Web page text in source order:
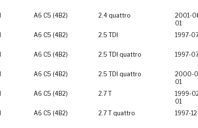
A6 C5 (4B2) 2.4 quattro
2001-
01
A6 C5 (4B2) 2.5 TDI 1997-
A6 C5 (4B2) 2.5 TDI quattro 1997-
A6 C5 (4B2) 2.5 TDI quattro
2000-
01
A6 C5 (4B2) 2.7 T
1999-
01
A6 C5 (4B2) 2.7 T quattro 1997-